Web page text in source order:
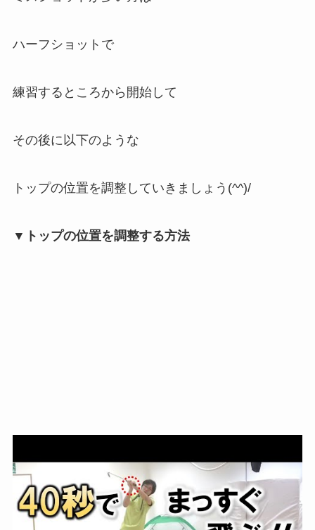
ハーフショットで
練習するところから開始して
その後に以下のような
トップの位置を調整していきましょう(^^)/
▼トップの位置を調整する方法